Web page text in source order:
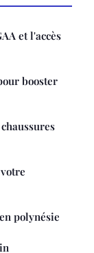
et l'accès
booster
polynésie